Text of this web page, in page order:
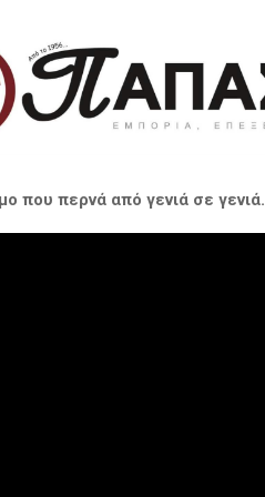
που περνά από γενιά σε γενιά.